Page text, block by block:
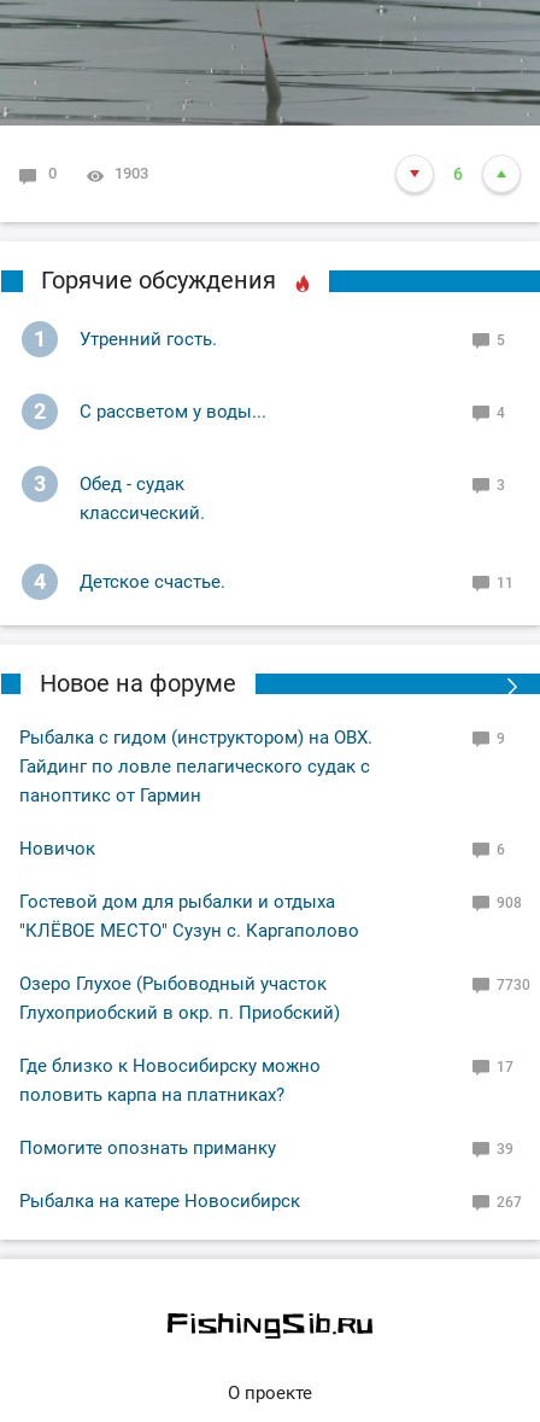
0 1903 6
Горячие обсуждения
1 Утренний гость. 5
2 С рассветом у воды... 4
3
Обед - судак
классический.
3
4 Детское счастье. 11
Новое на форуме
Рыбалка с гидом (инструктором) на ОВХ.
Гайдинг по ловле пелагического судак с
паноптикс от Гармин
9
Новичок 6
Гостевой дом для рыбалки и отдыха
"КЛЁВОЕ МЕСТО" Сузун с. Каргаполово
908
Озеро Глухое (Рыбоводный участок
Глухоприобский в окр. п. Приобский)
7730
Где близко к Новосибирску можно
половить карпа на платниках?
17
Помогите опознать приманку 39
Рыбалка на катере Новосибирск 267
О проекте